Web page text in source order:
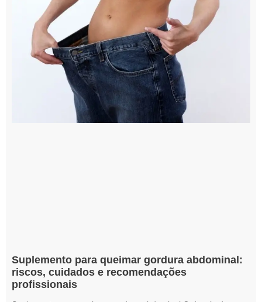
Suplemento para queimar gordura abdominal:
riscos, cuidados e recomendações
profissionais